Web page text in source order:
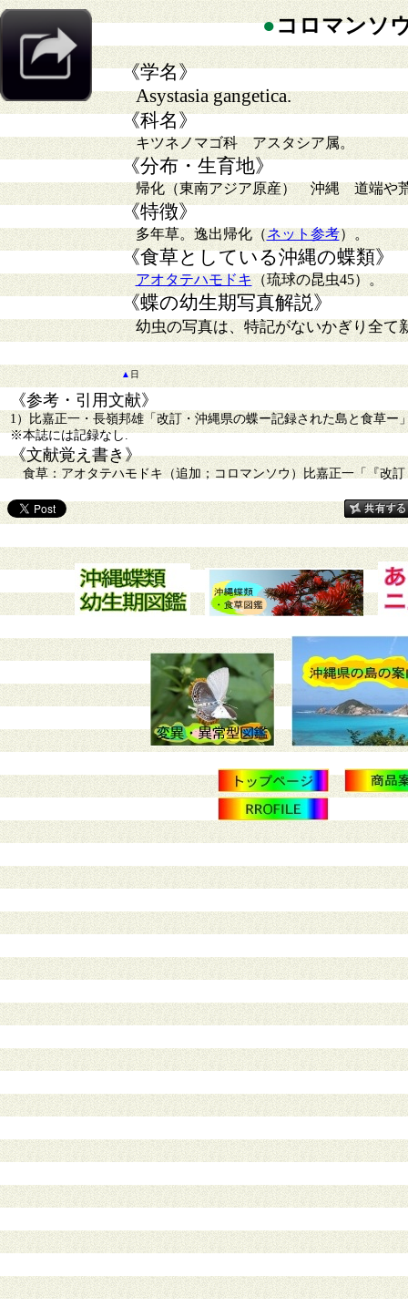
●コロマンソ
《学名》
Asystasia gangetica.
《科名》
キツネノマゴ科 アスタシア属。
《分布・生育地》
帰化（東南アジア原産） 沖縄 道端や
《特徴》
多年草。逸出帰化（ネット参考）。
《食草としている沖縄の蝶類》
アオタテハモドキ （琉球の昆虫45）。
《蝶の幼生期写真解説》
幼虫の写真は、特記がないかぎり全て
▲ 日
《参考・引用文献》
1）比嘉正一・長嶺邦雄「改訂・沖縄県の蝶ー記録された島と食草ー
※本誌には記録なし.
《文献覚え書き》
食草：アオタテハモドキ（追加；コロマンソウ）比嘉正一「『改